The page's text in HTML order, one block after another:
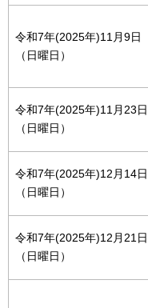
令和7年(2025年)11月9日
（日曜日）
令和7年(2025年)11月23日
（日曜日）
令和7年(2025年)12月14日
（日曜日）
令和7年(2025年)12月21日
（日曜日）